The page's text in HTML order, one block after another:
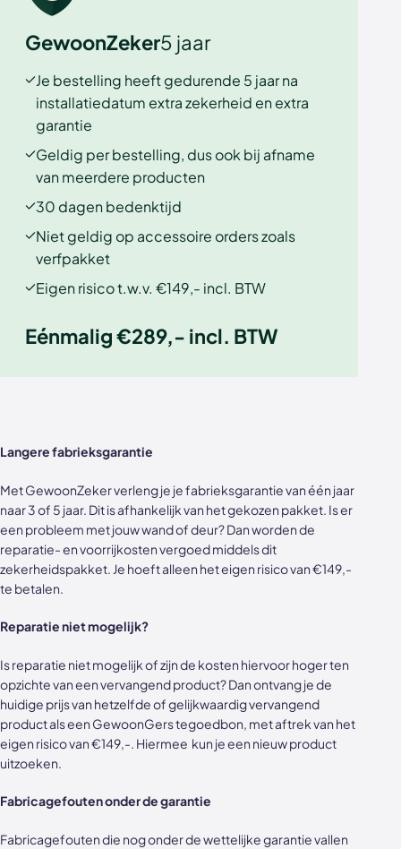
GewoonZeker5 jaar
Je bestelling heeft gedurende 5 jaar na
installatiedatum extra zekerheid en extra
garantie
Geldig per bestelling, dus ook bij afname
van meerdere producten
30 dagen bedenktijd
Niet geldig op accessoire orders zoals
verfpakket
Eigen risico t.w.v. €149,- incl. BTW
Eénmalig €289,- incl. BTW
Langere fabrieksgarantie
Met GewoonZeker verleng je je fabrieksgarantie van één jaar
naar 3 of 5 jaar. Dit is afhankelijk van het gekozen pakket. Is er
een probleem met jouw wand of deur? Dan worden de
reparatie- en voorrijkosten vergoed middels dit
zekerheidspakket. Je hoeft alleen het eigen risico van €149,-
te betalen.
Reparatie niet mogelijk?
Is reparatie niet mogelijk of zijn de kosten hiervoor hoger ten
opzichte van een vervangend product? Dan ontvang je de
huidige prijs van hetzelfde of gelijkwaardig vervangend
product als een GewoonGers tegoedbon, met aftrek van het
eigen risico van €149,-. Hiermee kun je een nieuw product
uitzoeken.
Fabricagefouten onder de garantie
Fabricagefouten die nog onder de wettelijke garantie vallen